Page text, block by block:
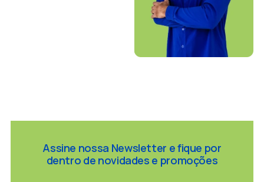
Assine nossa Newsletter e fique por
dentro de novidades e promoções